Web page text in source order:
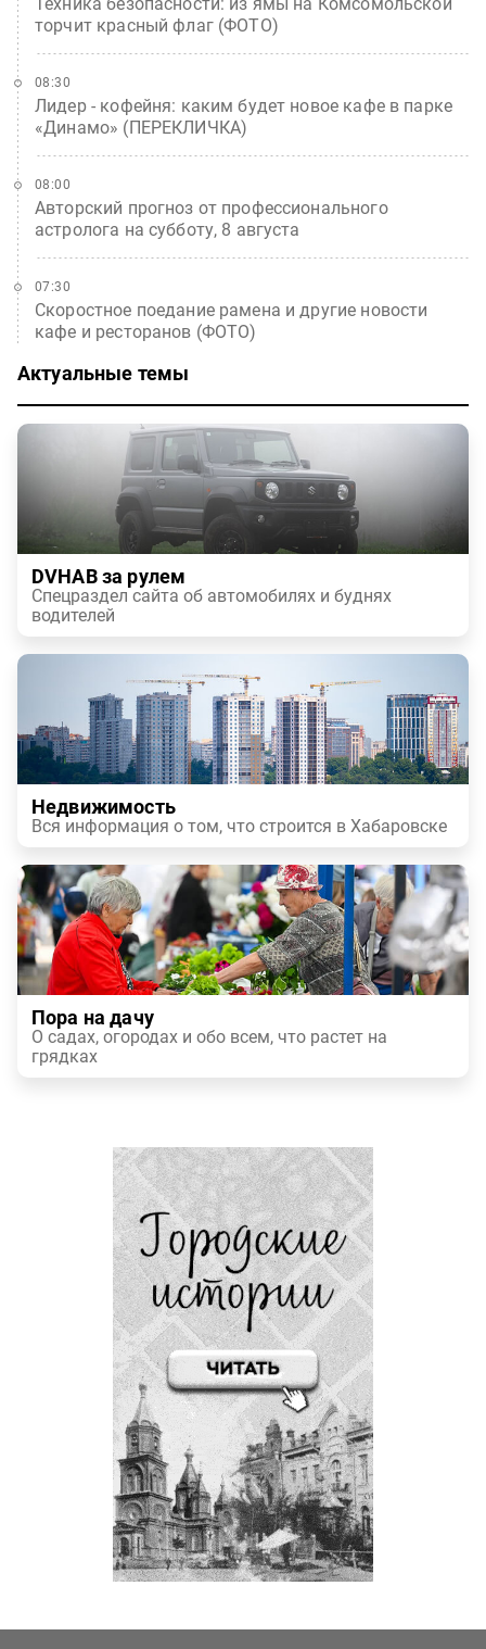
торчит красный флаг (ФОТО)
Лидер - кофейня: каким будет новое кафе в парке
«Динамо» (ПЕРЕКЛИЧКА)
08:30
Авторский прогноз от профессионального
астролога на субботу, 8 августа
08:00
Скоростное поедание рамена и другие новости
кафе и ресторанов (ФОТО)
07:30
Актуальные темы
DVHAB за рулем
Спецраздел сайта об автомобилях и буднях
водителей
Недвижимость
Вся информация о том, что строится в Хабаровске
Пора на дачу
О садах, огородах и обо всем, что растет на
грядках